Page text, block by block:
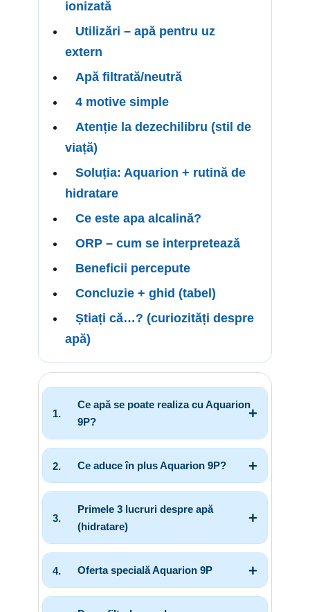
ionizată
Utilizări – apă pentru uz
extern
Apă filtrată/neutră
4 motive simple
Atenție la dezechilibru (stil de
viață)
Soluția: Aquarion + rutină de
hidratare
Ce este apa alcalină?
ORP – cum se interpretează
Beneficii percepute
Concluzie + ghid (tabel)
Știați că…? (curiozități despre
apă)
Ce apă se poate realiza cu Aquarion
9P?
Ce aduce în plus Aquarion 9P?
Primele 3 lucruri despre apă
(hidratare)
Oferta specială Aquarion 9P